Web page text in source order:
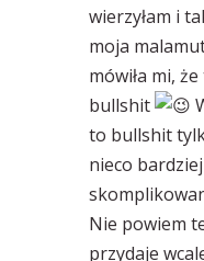
wierzyłam i
moja
mówiła mi,
bullshit
to bullshit
nieco
Nie powiem
przydaje